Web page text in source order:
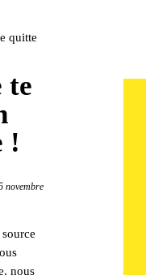
te
!
novembre
nous